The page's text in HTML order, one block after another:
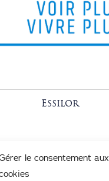
le consentement aux
Essilor